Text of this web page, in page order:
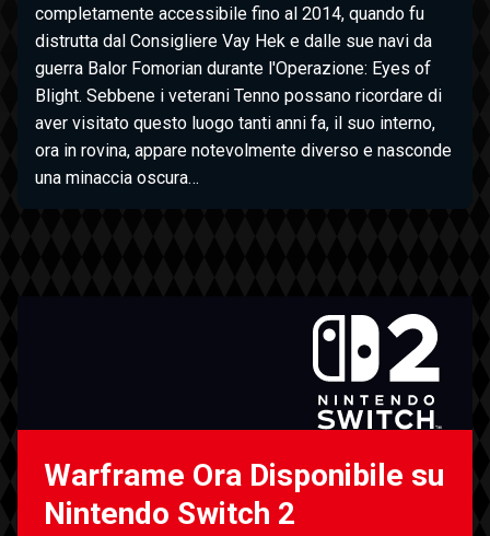
completamente accessibile fino al 2014, quando fu
distrutta dal Consigliere Vay Hek e dalle sue navi da
guerra Balor Fomorian durante l'Operazione: Eyes of
Blight. Sebbene i veterani Tenno possano ricordare di
aver visitato questo luogo tanti anni fa, il suo interno,
ora in rovina, appare notevolmente diverso e nasconde
una minaccia oscura…
Warframe Ora Disponibile su
Nintendo Switch 2